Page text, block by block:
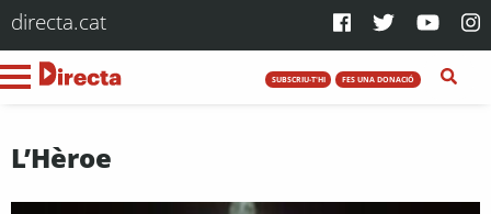
directa.cat
SUBSCRIU-T'HI FES UNA DONACIÓ
L’Hèroe